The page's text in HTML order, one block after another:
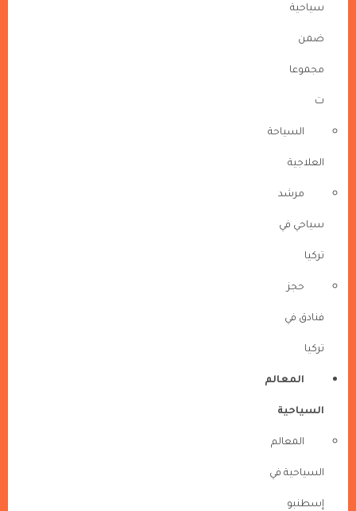
سياحية
ضمن
مجموعا
ت
السياحة
العلاجية
مرشد
سياحي في
تركيا
حجز
فنادق في
تركيا
المعالم
السياحية
المعالم
السياحية في
إسطنبو